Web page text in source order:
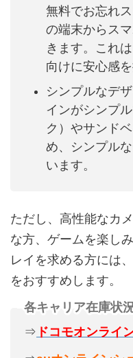
無料でお忘れ
の端末からス
きます。これ
向けに安心感
シンプルなデ
インがシンプ
ク）やサンド
め、シンプル
います。
ただし、高性能なカ
な方、ゲームを楽し
レイを求める方には
をおすすめします。
各キャリア在庫状
⇒ ドコモオンライ